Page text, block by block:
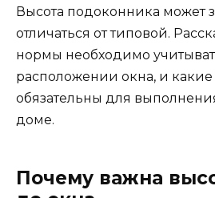
Высота подоконника может
отличаться от типовой.
нормы необходимо
расположении окна, и
обязательны для
доме.
Почему важна